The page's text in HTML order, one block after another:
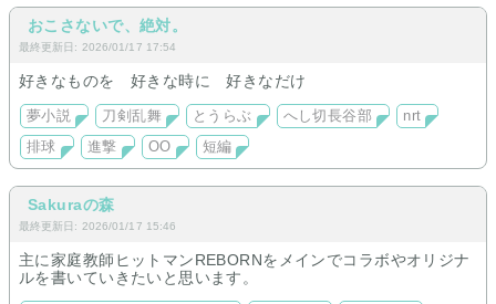
おこさないで、絶対。
最終更新日: 2026/01/17 17:54
好きなものを 好きな時に 好きなだけ
夢小説 刀剣乱舞 とうらぶ へし切長谷部
nrt
排球
進撃 OO 短編
Sakuraの森
最終更新日: 2026/01/17 15:46
主に家庭教師ヒットマンREBORNをメインでコラボやオリジナ
ルを書いていきたいと思います。